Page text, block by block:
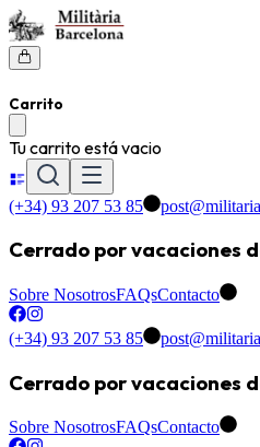
Carrito
Tu carrito está vacio
(+34) 93 207 53 85
Cerrado por vacaciones
Sobre NosotrosFAQsContacto
(+34) 93 207 53 85
Cerrado por vacaciones
Sobre NosotrosFAQsContacto